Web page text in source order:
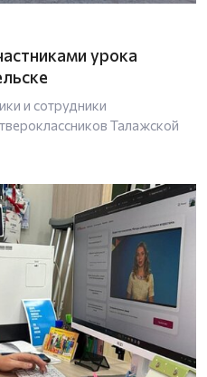
урока
и сотрудники
Талажской